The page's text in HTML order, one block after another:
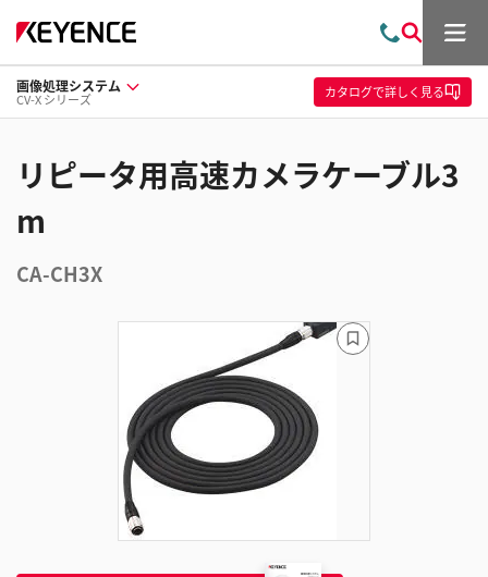
問
い
合
わ
索
メ
ュ
ー
画像処理システム
CV-X シリーズ カタログで詳しく見る
リピータ用高速カメラケーブル3
m
CA-CH3X
ブ
ッ